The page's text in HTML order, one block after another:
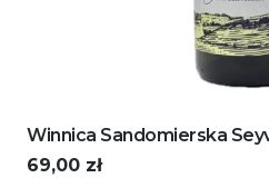
Winnica Sandomierska
69,00 zł